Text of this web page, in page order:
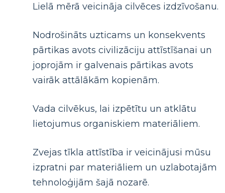
Lielā mērā veicināja cilvēces izdzīvošanu.
Nodrošināts uzticams un konsekvents
pārtikas avots civilizāciju attīstīšanai un
joprojām ir galvenais pārtikas avots
vairāk attālākām kopienām.
Vada cilvēkus, lai izpētītu un atklātu
lietojumus organiskiem materiāliem.
Zvejas tīkla attīstība ir veicinājusi mūsu
izpratni par materiāliem un uzlabotajām
tehnoloģijām šajā nozarē.